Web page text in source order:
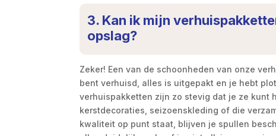
3. Kan ik mijn
opslag?
Zeker! Een van de schoonheden van onze
bent verhuisd, alles is uitgepakt en je hebt
verhuispakketten zijn zo stevig dat je ze kunt
kerstdecoraties, seizoenskleding of die
kwaliteit op punt staat, blijven je spullen